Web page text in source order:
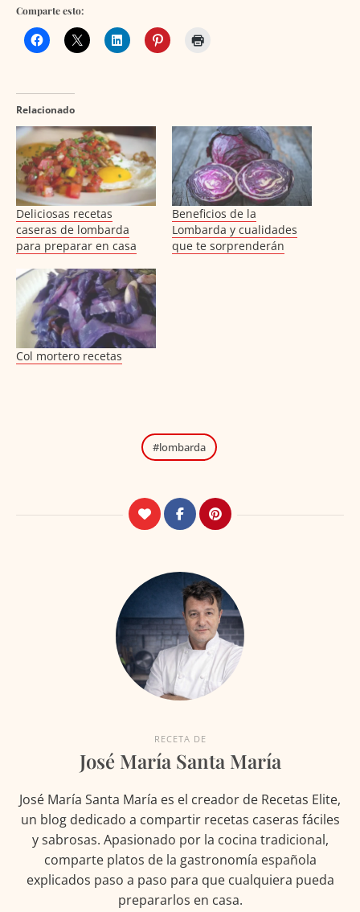
Comparte esto:
Relacionado
Deliciosas recetas
caseras de lombarda
para preparar en casa
Beneficios de la
Lombarda y cualidades
que te sorprenderán
Col mortero recetas
lombarda
RECETA DE
José María Santa María
José María Santa María es el creador de Recetas Elite,
un blog dedicado a compartir recetas caseras fáciles
y sabrosas. Apasionado por la cocina tradicional,
comparte platos de la gastronomía española
explicados paso a paso para que cualquiera pueda
prepararlos en casa.